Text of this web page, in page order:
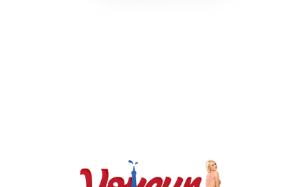
Video